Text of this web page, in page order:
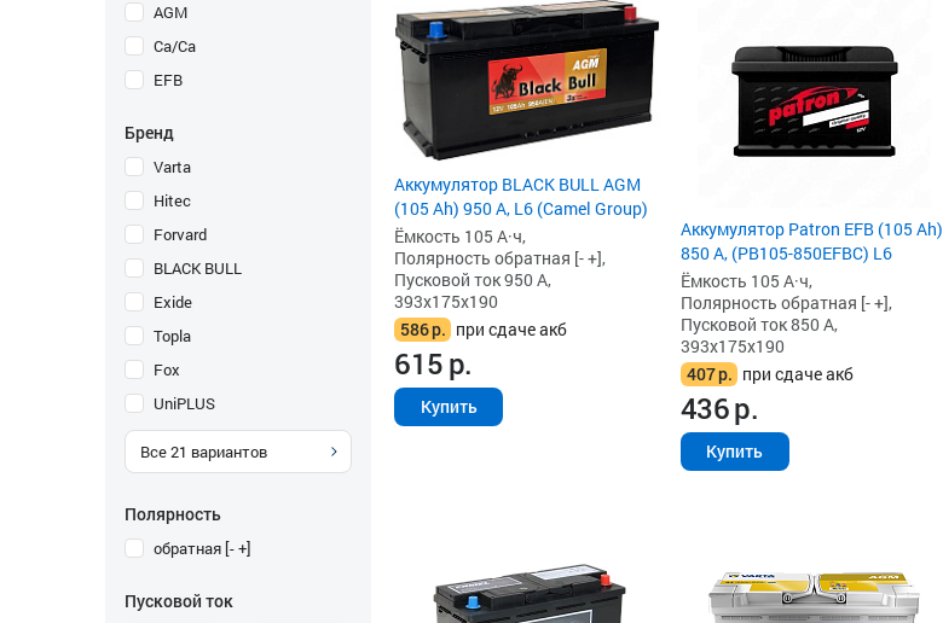
AGM
Ca/Ca
EFB
Бренд
Varta
Hitec
Forvard
BLACK BULL
Exide
Topla
Fox
UniPLUS
Все21 вариантов
Полярность
обратная [- +]
Пусковой ток
Аккумулятор BLACK BULL AGM
(105 Ah) 950 А, L6 (Camel Group)
Ёмкость 105 А·ч,
Полярность обратная [- +],
Пусковой ток 950 А,
393x175x190
586р. при сдаче акб
615р.
Купить
Аккумулятор Patron EFB (105 Ah)
850 А, (PB105-850EFBC) L6
Ёмкость 105 А·ч,
Полярность обратная [- +],
Пусковой ток 850 А,
393x175x190
407р. при сдаче акб
436р.
Купить